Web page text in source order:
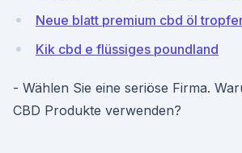
Neue blatt premium cbd öl
Kik cbd e flüssiges poundland
- Wählen Sie eine seriöse Firma.
CBD Produkte verwenden?